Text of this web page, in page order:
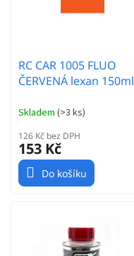
ů
RC CAR 1005 FLUO
ČERVENÁ lexan 150ml
Skladem (>3 ks)
126 Kč bez DPH
153 Kč
Do košíku